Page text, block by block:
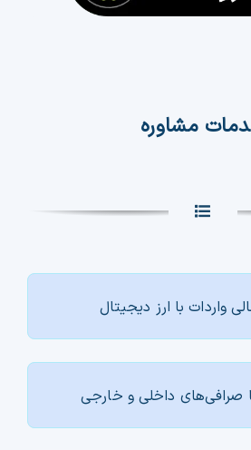
مشاوره
واردات با ارز دیجیتال
صرافی‌های داخلی و خارجی